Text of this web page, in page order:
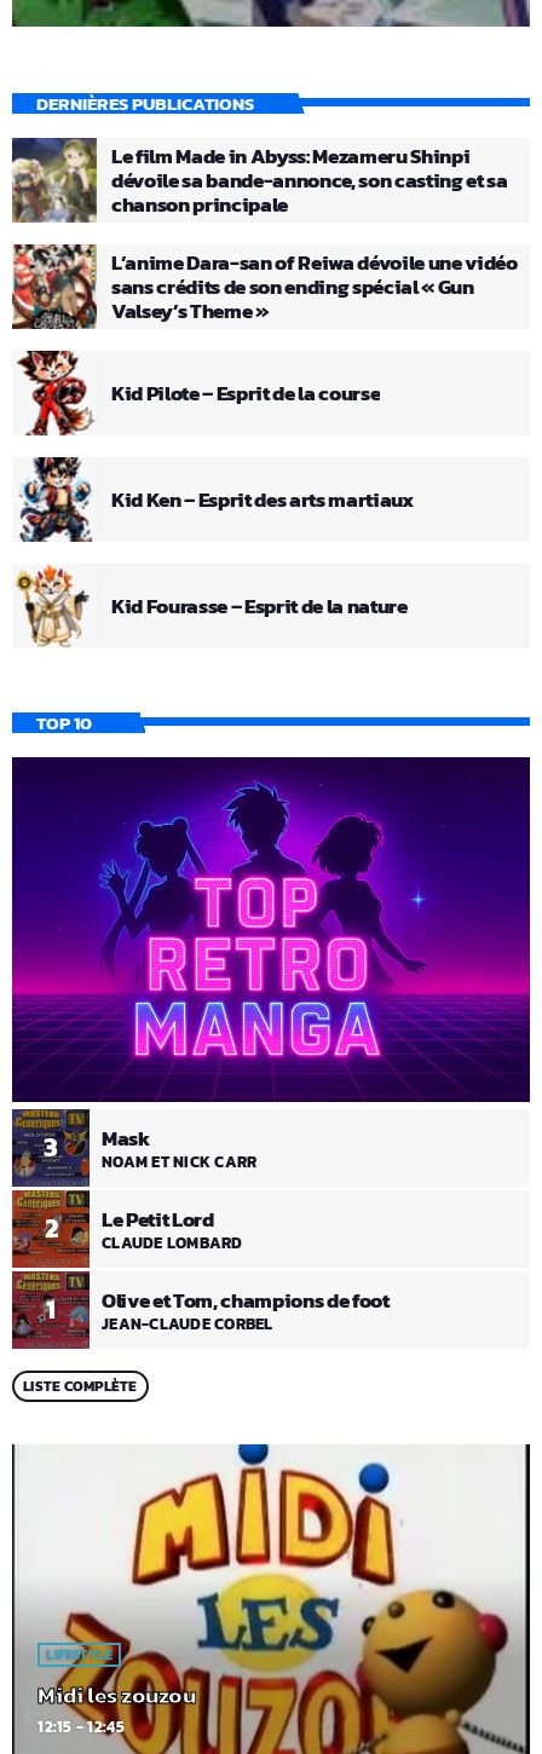
DERNIÈRES PUBLICATIONS
Le film Made in Abyss: Mezameru Shinpi
dévoile sa bande-annonce, son casting et sa
chanson principale
L’anime Dara-san of Reiwa dévoile une vidéo
sans crédits de son ending spécial « Gun
Valsey’s Theme »
Kid Pilote – Esprit de la course
Kid Ken – Esprit des arts martiaux
Kid Fourasse – Esprit de la nature
TOP 10
1 Olive et Tom, champions de foot
JEAN-CLAUDE CORBEL
2 Le Petit Lord
CLAUDE LOMBARD
3 Mask
NOAM ET NICK CARR
LISTE COMPLÈTE
LIFESTYLE
Midi les zouzou
12:15 - 12:45